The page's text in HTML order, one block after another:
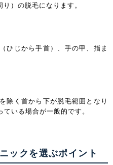
）の脱毛になります。
ひじから手首）、手の甲、指ま
除く首から下が脱毛範囲となり
いる場合が一般的です。
ックを選ぶポイント